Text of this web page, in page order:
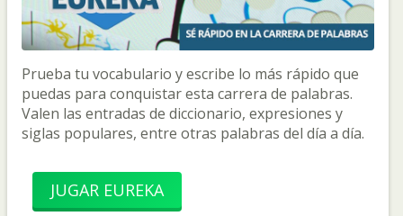
JUGAR
Idioma del sitio
Prueba tu vocabulario y escribe lo más rápido que
puedas para conquistar esta carrera de palabras.
Valen las entradas de diccionario, expresiones y
siglas populares, entre otras palabras del día a día.
JUGAR EUREKA